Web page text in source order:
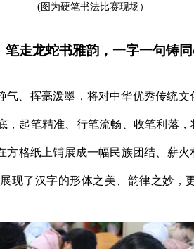
(图为硬笔书法比赛现场）
笔走龙蛇书雅韵，一字一句铸
、挥毫泼墨，将对中华优秀传统
起笔精准、行笔流畅、收笔利落
格纸上铺展成一幅民族团结、薪
现了汉字的形体之美、韵律之妙，